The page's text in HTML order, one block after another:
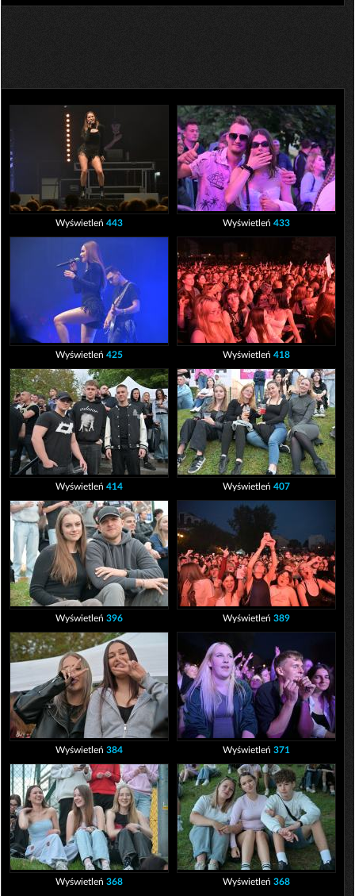
Wyświetleń 443 Wyświetleń 433
Wyświetleń 425 Wyświetleń 418
Wyświetleń 414 Wyświetleń 407
Wyświetleń 396 Wyświetleń 389
Wyświetleń 384 Wyświetleń 371
Wyświetleń 368 Wyświetleń 368